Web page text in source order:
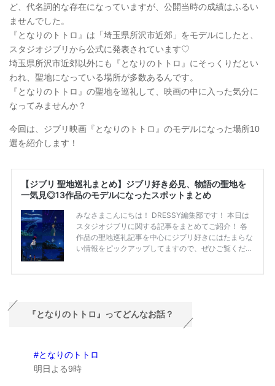
ど、代名詞的な存在になっていますが、公開当時の成績はふるい
ませんでした。
『となりのトトロ』は「埼玉県所沢市近郊」をモデルにしたと、
スタジオジブリから公式に発表されています♡
埼玉県所沢市近郊以外にも『となりのトトロ』にそっくりだとい
われ、聖地になっている場所が多数あるんです。
『となりのトトロ』の聖地を巡礼して、映画の中に入った気分に
なってみませんか？
今回は、ジブリ映画『となりのトトロ』のモデルになった場所10
選を紹介します！
『となりのトトロ』ってどんなお話？
#となりのトトロ
明日よる9時